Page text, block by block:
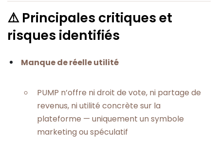
⚠️ Principales critiques et
risques identifiés
Manque de réelle utilité
PUMP n’offre ni droit de vote, ni partage de
revenus, ni utilité concrète sur la
plateforme — uniquement un symbole
marketing ou spéculatif